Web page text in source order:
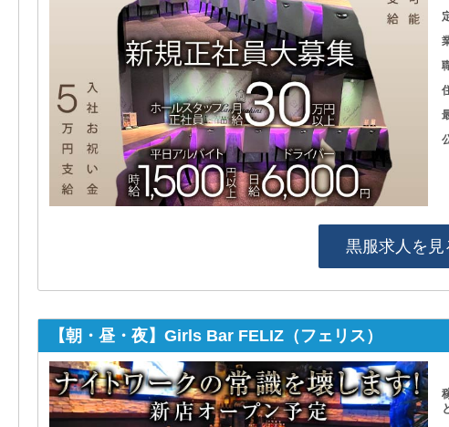
黒服求人を見
【朝・昼・夜】Girls Bar FELIZ（フェリス）